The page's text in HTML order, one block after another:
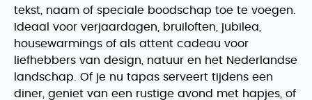
tekst, naam of speciale boodschap toe te voegen.
Ideaal voor verjaardagen, bruiloften, jubilea,
housewarmings of als attent cadeau voor
liefhebbers van design, natuur en het Nederlandse
landschap. Of je nu tapas serveert tijdens een
diner, geniet van een rustige avond met hapjes, of